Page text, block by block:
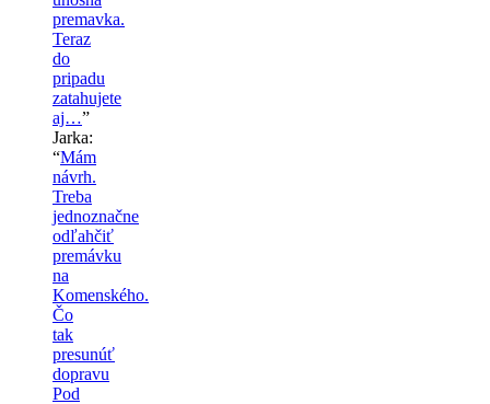
premavka.
Teraz
do
pripadu
zatahujete
aj…”
Jarka:
“Mám
návrh.
Treba
jednoznačne
odľahčiť
premávku
na
Komenského.
Čo
tak
presunúť
dopravu
Pod